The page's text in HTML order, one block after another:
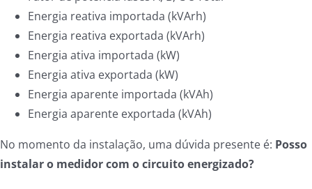
Energia reativa importada (kVArh)
Energia reativa exportada (kVArh)
Energia ativa importada (kW)
Energia ativa exportada (kW)
Energia aparente importada (kVAh)
Energia aparente exportada (kVAh)
No momento da instalação, uma dúvida presente é: Posso
instalar o medidor com o circuito energizado?